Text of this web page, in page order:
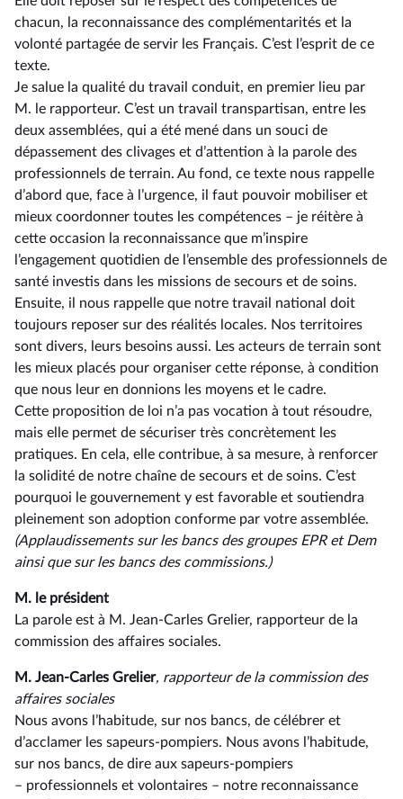
chacun, la reconnaissance des complémentarités et la
volonté partagée de servir les Français. C’est l’esprit de ce
texte.
Je salue la qualité du travail conduit, en premier lieu par
M. le rapporteur. C’est un travail transpartisan, entre les
deux assemblées, qui a été mené dans un souci de
dépassement des clivages et d’attention à la parole des
professionnels de terrain. Au fond, ce texte nous rappelle
d’abord que, face à l’urgence, il faut pouvoir mobiliser et
mieux coordonner toutes les compétences –⁠ je réitère à
cette occasion la reconnaissance que m’inspire
l’engagement quotidien de l’ensemble des professionnels de
santé investis dans les missions de secours et de soins.
Ensuite, il nous rappelle que notre travail national doit
toujours reposer sur des réalités locales. Nos territoires
sont divers, leurs besoins aussi. Les acteurs de terrain sont
les mieux placés pour organiser cette réponse, à condition
que nous leur en donnions les moyens et le cadre.
Cette proposition de loi n’a pas vocation à tout résoudre,
mais elle permet de sécuriser très concrètement les
pratiques. En cela, elle contribue, à sa mesure, à renforcer
la solidité de notre chaîne de secours et de soins. C’est
pourquoi le gouvernement y est favorable et soutiendra
pleinement son adoption conforme par votre assemblée.
(Applaudissements sur les bancs des groupes EPR et Dem
ainsique sur les bancs des commissions.)
M. le président
La parole est à M. Jean-Carles Grelier, rapporteur de la
commission des affaires sociales.
M. Jean-Carles Grelier, rapporteur de la commission des
affaires sociales
Nous avons l’habitude, sur nos bancs, de célébrer et
d’acclamer les sapeurs-pompiers. Nous avons l’habitude,
sur nos bancs, de dire aux sapeurs-pompiers
–⁠ professionnels et volontaires – notre reconnaissance